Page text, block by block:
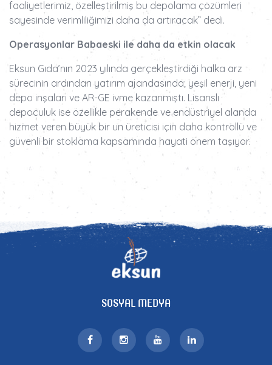
faaliyetlerimiz, özelleştirilmiş bu depolama çözümleri
sayesinde verimliliğimizi daha da artıracak” dedi.
Operasyonlar Babaeski ile daha da etkin olacak
Eksun Gıda’nın 2023 yılında gerçekleştirdiği halka arz
sürecinin ardından yatırım ajandasında; yeşil enerji, yeni
depo inşaları ve AR-GE ivme kazanmıştı. Lisanslı
depoculuk ise özellikle perakende ve endüstriyel alanda
hizmet veren büyük bir un üreticisi için daha kontrollü ve
güvenli bir stoklama kapsamında hayati önem taşıyor.
SOSYAL MEDYA